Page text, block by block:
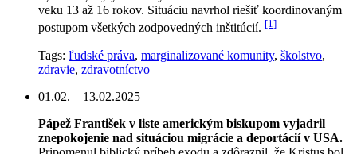
veku 13 až 16 rokov. Situáciu navrhol riešiť koordinovaným
postupom všetkých zodpovedných inštitúcií. [1]
Tags: ľudské práva, marginalizované komunity, školstvo,
zdravie, zdravotníctvo
01.02. – 13.02.2025
Pápež František v liste americkým biskupom vyjadril
znepokojenie nad situáciou migrácie a deportácií v USA.